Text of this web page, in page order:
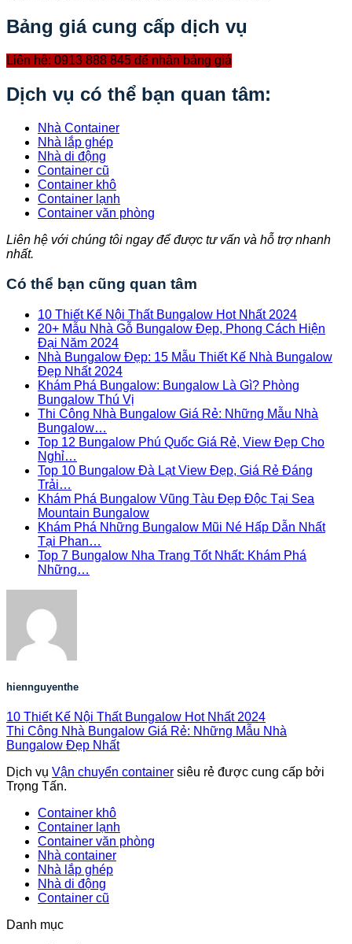
Bảng giá cung cấp dịch vụ
Liên hệ: 0913 888 845 để nhận bảng giá
Dịch vụ có thể bạn quan tâm:
Nhà Container
Nhà lắp ghép
Nhà di động
Container cũ
Container khô
Container lạnh
Container văn phòng
Liên hệ với chúng tôi ngay để được tư vấn và hỗ trợ nhanh
nhất.
Có thể bạn cũng quan tâm
10 Thiết Kế Nội Thất Bungalow Hot Nhất 2024
20+ Mẫu Nhà Gỗ Bungalow Đẹp, Phong Cách Hiện
Đại Năm 2024
Nhà Bungalow Đẹp: 15 Mẫu Thiết Kế Nhà Bungalow
Đẹp Nhất 2024
Khám Phá Bungalow: Bungalow Là Gì? Phòng
Bungalow Thú Vị
Thi Công Nhà Bungalow Giá Rẻ: Những Mẫu Nhà
Bungalow…
Top 12 Bungalow Phú Quốc Giá Rẻ, View Đẹp Cho
Nghỉ…
Top 10 Bungalow Đà Lạt View Đẹp, Giá Rẻ Đáng
Trải…
Khám Phá Bungalow Vũng Tàu Đẹp Độc Tại Sea
Mountain Bungalow
Khám Phá Những Bungalow Mũi Né Hấp Dẫn Nhất
Tại Phan…
Top 7 Bungalow Nha Trang Tốt Nhất: Khám Phá
Những…
hiennguyenthe
10 Thiết Kế Nội Thất Bungalow Hot Nhất 2024
Thi Công Nhà Bungalow Giá Rẻ: Những Mẫu Nhà
Bungalow Đẹp Nhất
Dịch vụ Vận chuyển container siêu rẻ được cung cấp bởi
Trọng Tấn.
Container khô
Container lạnh
Container văn phòng
Nhà container
Nhà lắp ghép
Nhà di động
Container cũ
Danh mục